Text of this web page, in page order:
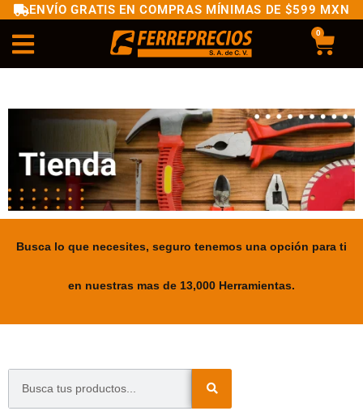
ENVÍO GRATIS EN COMPRAS MÍNIMAS DE $599 MXN
0
Busca lo que necesites, seguro tenemos una opción para ti
en nuestras mas de 13,000 Herramientas.